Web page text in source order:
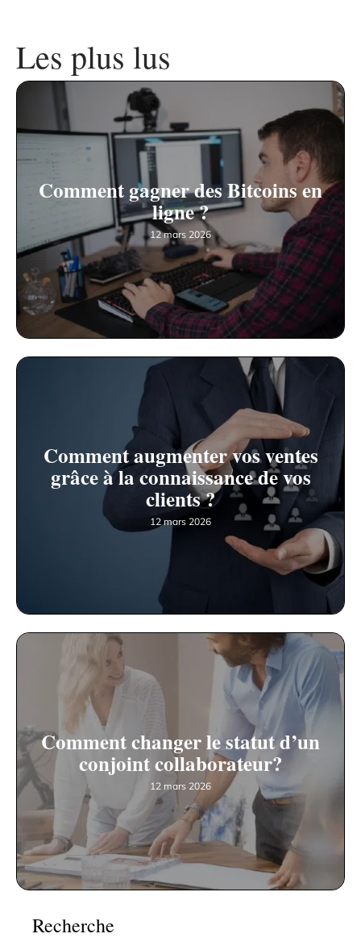
Les plus lus
Comment gagner des Bitcoins en
ligne ?
12 mars 2026
Comment augmenter vos ventes
grâce à la connaissance de vos
clients ?
12 mars 2026
Comment changer le statut d’un
conjoint collaborateur?
12 mars 2026
Recherche